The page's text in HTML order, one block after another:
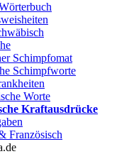
Schimpfomat
Schimpfworte
Worte
Kraftausdrücke
Französisch